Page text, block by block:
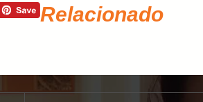
Relacionado